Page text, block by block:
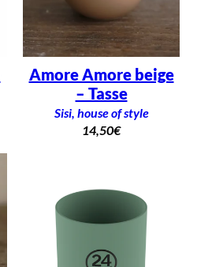
Amore Amore beige
– Tasse
Sisi, house of style
14,50€